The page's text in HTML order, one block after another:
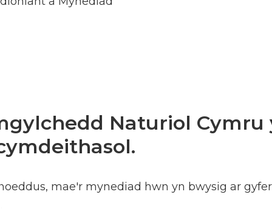
Naturiol
mae'r mynediad hwn yn bwysig ar